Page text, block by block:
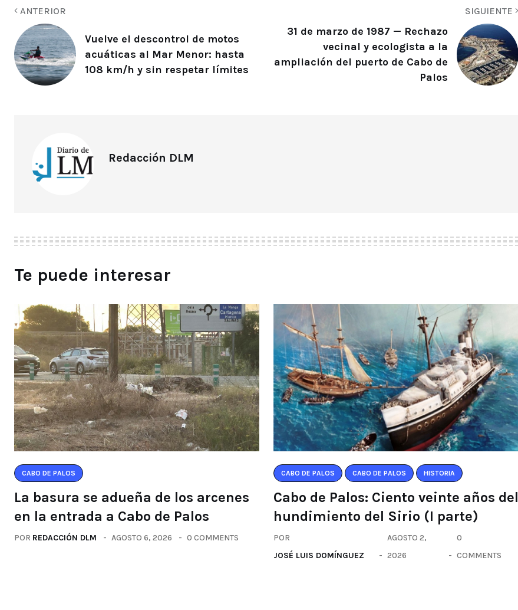
ANTERIOR
Vuelve el descontrol de motos
acuáticas al Mar Menor: hasta
108 km/h y sin respetar límites
SIGUIENTE
31 de marzo de 1987 — Rechazo
vecinal y ecologista a la
ampliación del puerto de Cabo de
Palos
Redacción DLM
Te puede interesar
CABO DE PALOS
La basura se adueña de los arcenes
en la entrada a Cabo de Palos
POR REDACCIÓN DLM AGOSTO 6, 2026 0 COMMENTS
CABO DE PALOS CABO DE PALOS HISTORIA
Cabo de Palos: Ciento veinte años del
hundimiento del Sirio (I parte)
POR
JOSÉ LUIS DOMÍNGUEZ
AGOSTO 2,
2026
0
COMMENTS